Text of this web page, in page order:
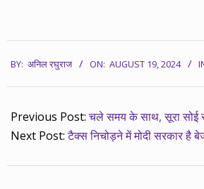
08-
19
BY: अनिल रघुराज ON: AUGUST 19, 2024
Previous Post:चले समय के साथ, सूरा सोई
Next Post:टैक्स निचोड़ने में मोदी सरकार है